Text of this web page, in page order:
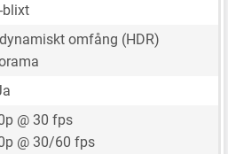
blixt
omfång (HDR)
@ 30 fps
@ 30/60 fps